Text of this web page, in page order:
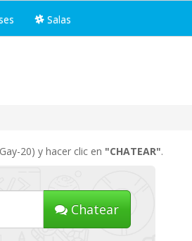
Salas
20) y hacer clic en "CHATEAR".
Chatear